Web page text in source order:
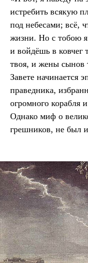
истребить всякую
под небесами; всё,
жизни. Но с тобою я
и войдёшь в ковчег
твоя, и жены
Завете начинается
праведника,
огромного корабля
Однако миф о
грешников, не был